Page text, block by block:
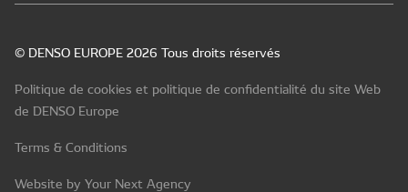
© DENSO EUROPE 2026 Tous droits réservés
Politique de cookies et politique de confidentialité du site Web
de DENSO Europe
Terms & Conditions
Website by Your Next Agency